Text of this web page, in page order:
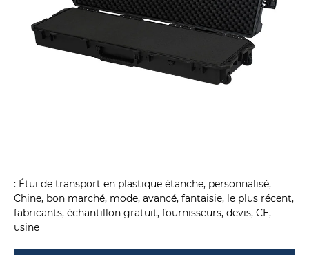
: Étui de transport en plastique étanche, personnalisé,
Chine, bon marché, mode, avancé, fantaisie, le plus récent,
fabricants, échantillon gratuit, fournisseurs, devis, CE,
usine